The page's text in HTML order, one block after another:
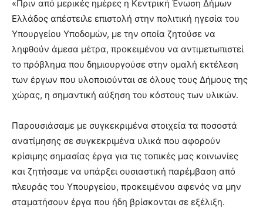
lyons
teaches
you
the
meaning
of
pain.
pornhun
porn
«Πριν από μερικές ημέρες η Κεντρική Ένωση Δήμων
Ελλάδος απέστειλε επιστολή στην πολιτική ηγεσία του
Υπουργείου Υποδομών, με την οποία ζητούσε να
ληφθούν άμεσα μέτρα, προκειμένου να αντιμετωπιστεί
το πρόβλημα που δημιουργούσε στην ομαλή εκτέλεση
των έργων που υλοποιούνται σε όλους τους Δήμους της
χώρας, η σημαντική αύξηση του κόστους των υλικών.
Παρουσιάσαμε με συγκεκριμένα στοιχεία τα ποσοστά
ανατίμησης σε συγκεκριμένα υλικά που αφορούν
κρίσιμης σημασίας έργα για τις τοπικές μας κοινωνίες
και ζητήσαμε να υπάρξει ουσιαστική παρέμβαση από
πλευράς του Υπουργείου, προκειμένου αφενός να μην
σταματήσουν έργα που ήδη βρίσκονται σε εξέλιξη.